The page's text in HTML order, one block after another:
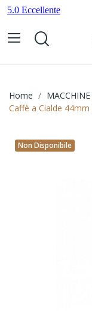
Home MACCHINE
Caffè a Cialde
Non Disponibile